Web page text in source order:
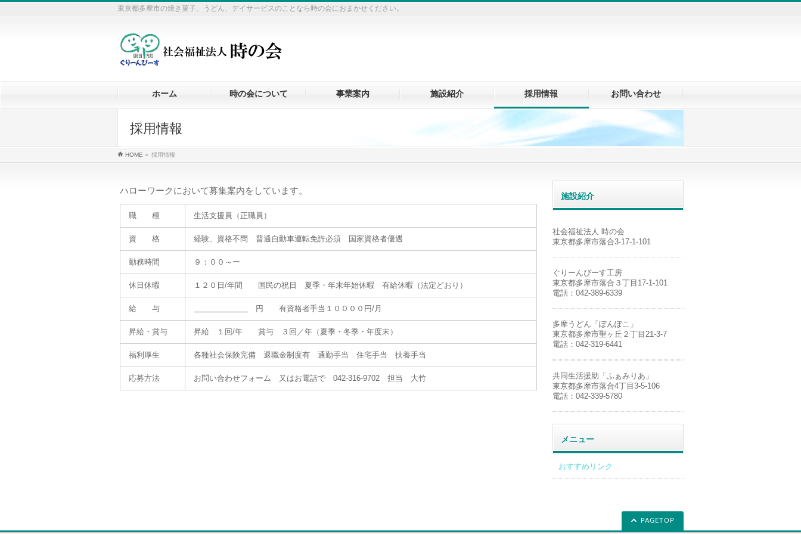
東京都多摩市の焼き菓子、うどん、デイサービスのことなら時の会におまかせください。
ホーム 時の会について 事業案内 施設紹介 採用情報 お問い合わせ
採用情報
HOME » 採用情報
ハローワークにおいて募集案内をしています。
職 種 生活支援員（正職員）
資 格 経験、資格不問 普通自動車運転免許必須 国家資格者優遇
勤務時間 ９：００～ー
休日休暇 １２０日/年間 国民の祝日 夏季・年末年始休暇 有給休暇（法定どおり）
給 与 円 有資格者手当１００００円/月
昇給・賞与 昇給 １回/年 賞与 ３回／年（夏季・冬季・年度末）
福利厚生 各種社会保険完備 退職金制度有 通勤手当 住宅手当 扶養手当
応募方法 お問い合わせフォーム 又はお電話で 042-316-9702 担当 大竹
施設紹介
社会福祉法人 時の会
東京都多摩市落合3-17-1-101
ぐりーんぴーす工房
東京都多摩市落合３丁目17-1-101
電話：042-389-6339
多摩うどん「ぽんぽこ」
東京都多摩市聖ヶ丘２丁目21-3-7
電話：042-319-6441
共同生活援助「ふぁみりあ」
東京都多摩市落合4丁目3-5-106
電話：042-339-5780
メニュー
おすすめリンク
PAGETOP